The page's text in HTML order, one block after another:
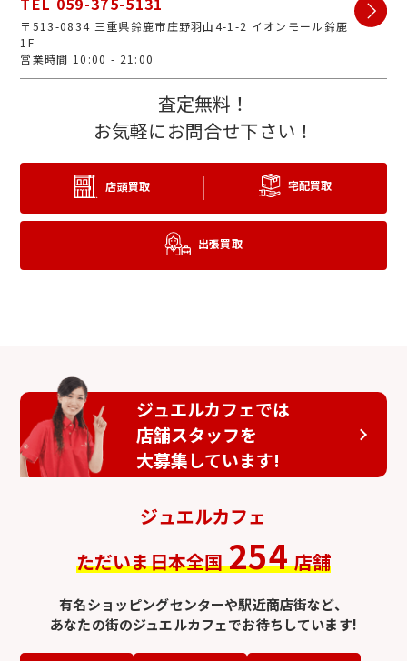
〒513-0834 三重県鈴鹿市庄野羽山4-1-2 イオンモール鈴鹿
1F
営業時間 10:00 - 21:00
査定無料！
お気軽にお問合せ下さい！
店頭買取 宅配買取
出張買取
ジュエルカフェでは
店舗スタッフを
大募集しています!
ジュエルカフェ
ただいま日本全国 254 店舗
有名ショッピングセンターや駅近商店街など、
あなたの街のジュエルカフェでお待ちしています!